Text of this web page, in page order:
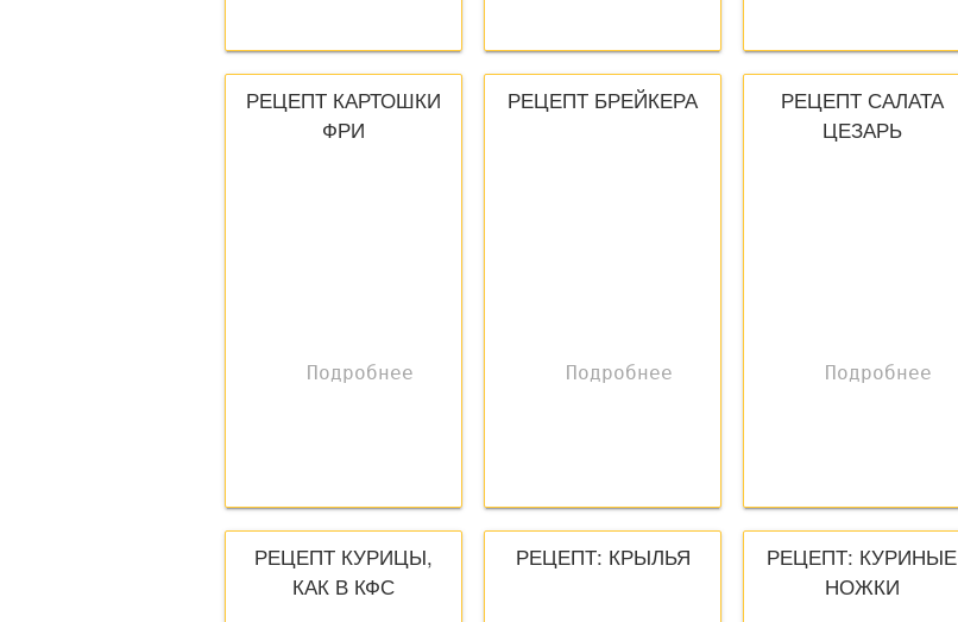
РЕЦЕПТ КАРТОШКИ
ФРИ
РЕЦЕПТ БРЕЙКЕРА
РЕЦЕПТ САЛАТА
ЦЕЗАРЬ
РЕЦЕПТ КУРИЦЫ,
КАК В КФС
РЕЦЕПТ: КРЫЛЬЯ
РЕЦЕПТ: КУРИНЫЕ
НОЖКИ